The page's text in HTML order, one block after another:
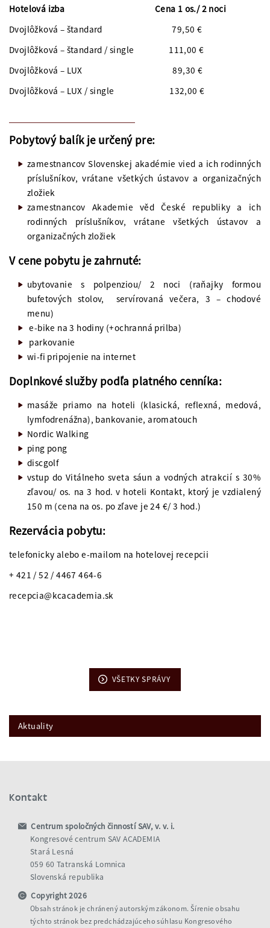
Hotelová izba Cena 1 os./ 2 noci
Dvojlôžková – štandard 79,50 €
Dvojlôžková – štandard / single 111,00 €
Dvojlôžková – LUX 89,30 €
Dvojlôžková – LUX / single 132,00 €
Pobytový balík je určený pre:
zamestnancov Slovenskej akadémie vied a ich rodinných
príslušníkov, vrátane všetkých ústavov a organizačných
zložiek
zamestnancov Akademie věd České republiky a ich
rodinných príslušníkov, vrátane všetkých ústavov a
organizačných zložiek
V cene pobytu je zahrnuté:
ubytovanie s polpenziou/ 2 noci (raňajky formou
bufetových stolov, servírovaná večera, 3 – chodové
menu)
e-bike na 3 hodiny (+ochranná prilba)
parkovanie
wi-fi pripojenie na internet
Doplnkové služby podľa platného cenníka:
masáže priamo na hoteli (klasická, reflexná, medová,
lymfodrenážna), bankovanie, aromatouch
Nordic Walking
ping pong
discgolf
vstup do Vitálneho sveta sáun a vodných atrakcií s 30%
zľavou/ os. na 3 hod. v hoteli Kontakt, ktorý je vzdialený
150 m (cena na os. po zľave je 24 €/ 3 hod.)
Rezervácia pobytu:
telefonicky alebo e-mailom na hotelovej recepcii
+ 421 / 52 / 4467 464-6
recepcia@kcacademia.sk
VŠETKY SPRÁVY
Aktuality
Kontakt
Centrum spoločných činností SAV, v. v. i.
Kongresové centrum SAV ACADEMIA
Stará Lesná
059 60 Tatranská Lomnica
Slovenská republika
Copyright 2026
Obsah stránok je chránený autorským zákonom. Šírenie obsahu
týchto stránok bez predchádzajúceho súhlasu Kongresového